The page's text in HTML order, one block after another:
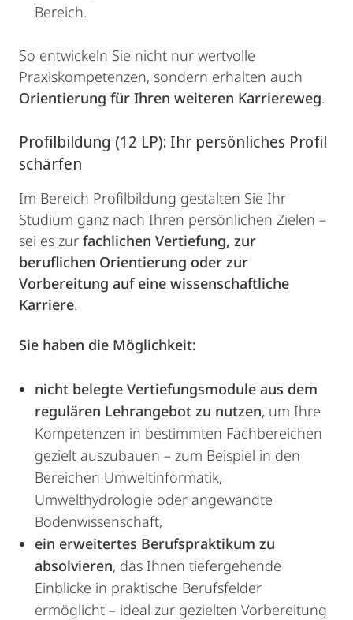
Bereich.
So entwickeln Sie nicht nur wertvolle
Praxiskompetenzen, sondern erhalten auch
Orientierung für Ihren weiteren Karriereweg.
Profilbildung (12 LP): Ihr persönliches Profil
schärfen
Im Bereich Profilbildung gestalten Sie Ihr
Studium ganz nach Ihren persönlichen Zielen –
sei es zur fachlichen Vertiefung, zur
beruflichen Orientierung oder zur
Vorbereitung auf eine wissenschaftliche
Karriere.
Sie haben die Möglichkeit:
nicht belegte Vertiefungsmodule aus dem
regulären Lehrangebot zu nutzen, um Ihre
Kompetenzen in bestimmten Fachbereichen
gezielt auszubauen – zum Beispiel in den
Bereichen Umweltinformatik,
Umwelthydrologie oder angewandte
Bodenwissenschaft,
ein erweitertes Berufspraktikum zu
absolvieren, das Ihnen tiefergehende
Einblicke in praktische Berufsfelder
ermöglicht – ideal zur gezielten Vorbereitung